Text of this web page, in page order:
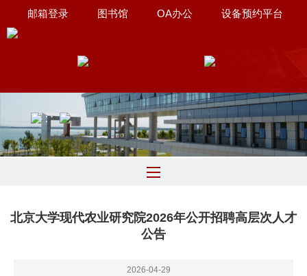
设备预约平台
OA办公
图书馆
邮箱登录
∷
北京大学现代农业研究院2026年公开招聘高层次人才
公告
2026-04-29